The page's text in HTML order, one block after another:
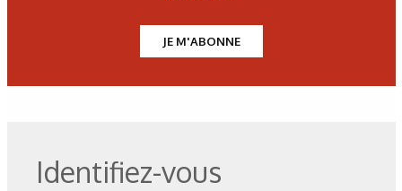
Diamond-Like Carbon).
JE M'ABONNE
Identifiez-vous